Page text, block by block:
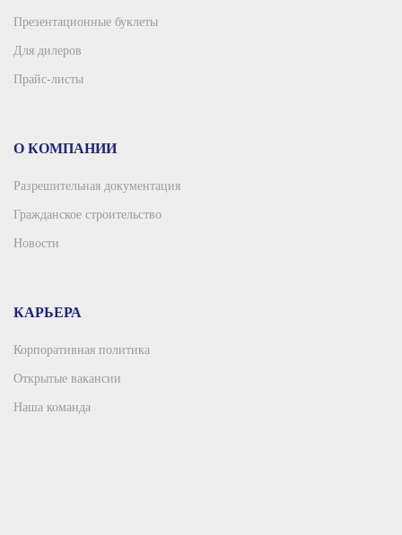
Презентационные буклеты
Для дилеров
Прайс-листы
О КОМПАНИИ
Разрешительная документация
Гражданское строительство
Новости
КАРЬЕРА
Корпоративная политика
Открытые вакансии
Наша команда